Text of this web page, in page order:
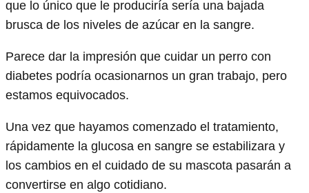
que lo único que le produciría sería una bajada
brusca de los niveles de azúcar en la sangre.
Parece dar la impresión que cuidar un perro con
diabetes podría ocasionarnos un gran trabajo, pero
estamos equivocados.
Una vez que hayamos comenzado el tratamiento,
rápidamente la glucosa en sangre se estabilizara y
los cambios en el cuidado de su mascota pasarán a
convertirse en algo cotidiano.